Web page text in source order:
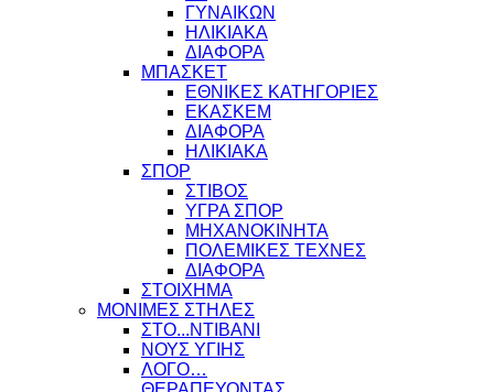
ΓΥΝΑΙΚΩΝ
ΗΛΙΚΙΑΚΑ
ΔΙΑΦΟΡΑ
ΜΠΑΣΚΕΤ
ΕΘΝΙΚΕΣ ΚΑΤΗΓΟΡΙΕΣ
ΕΚΑΣΚΕΜ
ΔΙΑΦΟΡΑ
ΗΛΙΚΙΑΚΑ
ΣΠΟΡ
ΣΤΙΒΟΣ
ΥΓΡΑ ΣΠΟΡ
ΜΗΧΑΝΟΚΙΝΗΤΑ
ΠΟΛΕΜΙΚΕΣ ΤΕΧΝΕΣ
ΔΙΑΦΟΡΑ
ΣΤΟΙΧΗΜΑ
ΜΟΝΙΜΕΣ ΣΤΗΛΕΣ
ΣΤΟ...ΝΤΙΒΑΝΙ
ΝΟΥΣ ΥΓΙΗΣ
ΛΟΓΟ…